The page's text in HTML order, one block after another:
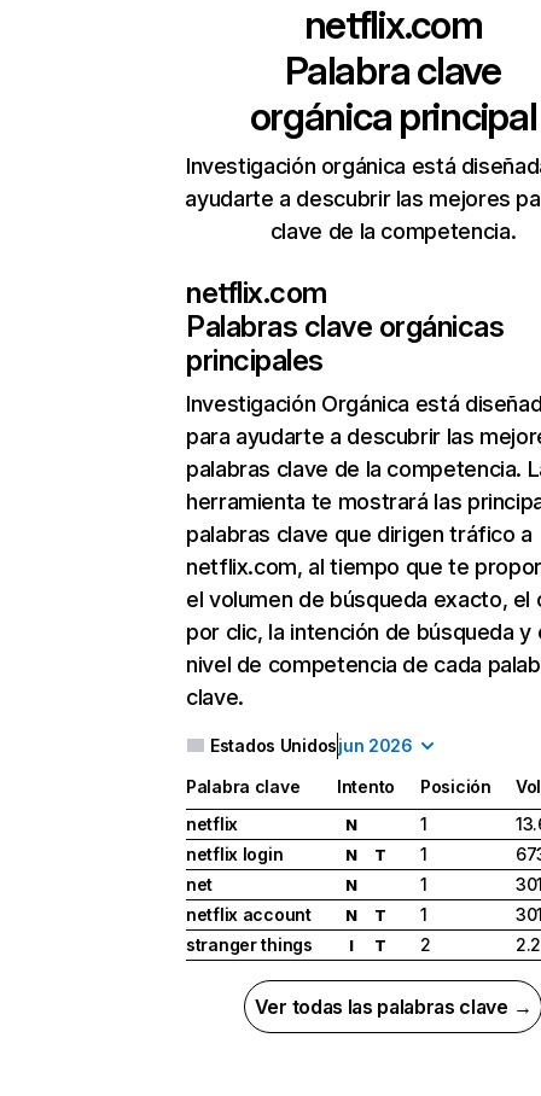
netflix.com
Palabra clave
orgánica principal
Investigación orgánica está
ayudarte a descubrir las mejores
clave de la competencia.
netflix.com
Palabras clave orgánicas
principales
Investigación Orgánica está
para ayudarte a descubrir las
palabras clave de la competencia.
herramienta te mostrará las
palabras clave que dirigen tráfico a
netflix.com, al tiempo que te
el volumen de búsqueda exacto, el
por clic, la intención de búsqueda y
nivel de competencia de cada
clave.
Estados Unidosjun 2026
Palabra clave Intento Posición
netflix
N 1
netflix login
N T 1
net
N 1
netflix account
N T 1
stranger things
I T 2
Ver todas las palabras clave →